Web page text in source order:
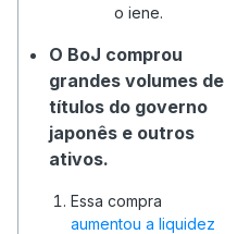
o iene.
O BoJ comprou
grandes volumes de
títulos do governo
japonês e outros
ativos.
Essa compra
aumentou a liquidez